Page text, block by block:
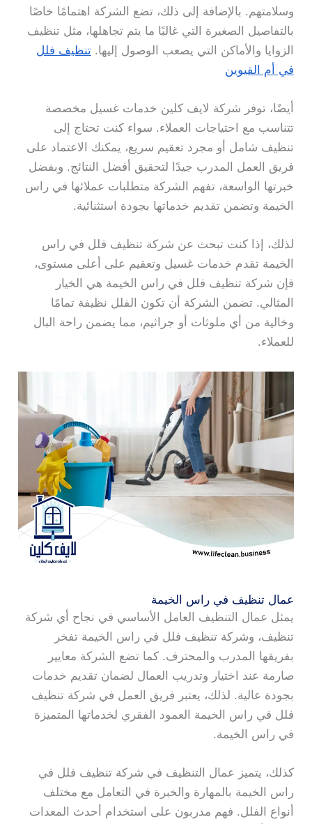
وسلامتهم. بالإضافة إلى ذلك، تضع الشركة اهتمامًا خاصًا
بالتفاصيل الصغيرة التي غالبًا ما يتم تجاهلها، مثل تنظيف
الزوايا والأماكن التي يصعب الوصول إليها.تنظيف فلل
في أم القيوين
أيضًا، توفر شركة لايف كلين خدمات غسيل مخصصة
تتناسب مع احتياجات العملاء. سواء كنت تحتاج إلى
تنظيف شامل أو مجرد تعقيم سريع، يمكنك الاعتماد على
فريق العمل المدرب جيدًا لتحقيق أفضل النتائج. وبفضل
خبرتها الواسعة، تفهم الشركة متطلبات عملائها في راس
الخيمة وتضمن تقديم خدماتها بجودة استثنائية.
لذلك، إذا كنت تبحث عن شركة تنظيف فلل في راس
الخيمة تقدم خدمات غسيل وتعقيم على أعلى مستوى،
فإن شركة تنظيف فلل في راس الخيمة هي الخيار
المثالي. تضمن الشركة أن تكون الفلل نظيفة تمامًا
وخالية من أي ملوثات أو جراثيم، مما يضمن راحة البال
للعملاء.
عمال تنظيف في راس الخيمة
يمثل عمال التنظيف العامل الأساسي في نجاح أي شركة
تنظيف، وشركة تنظيف فلل في راس الخيمة تفخر
بفريقها المدرب والمحترف. كما تضع الشركة معايير
صارمة عند اختيار وتدريب العمال لضمان تقديم خدمات
بجودة عالية. لذلك، يعتبر فريق العمل في شركة تنظيف
فلل في راس الخيمة العمود الفقري لخدماتها المتميزة
في راس الخيمة.
كذلك، يتميز عمال التنظيف في شركة تنظيف فلل في
راس الخيمة بالمهارة والخبرة في التعامل مع مختلف
أنواع الفلل. فهم مدربون على استخدام أحدث المعدات